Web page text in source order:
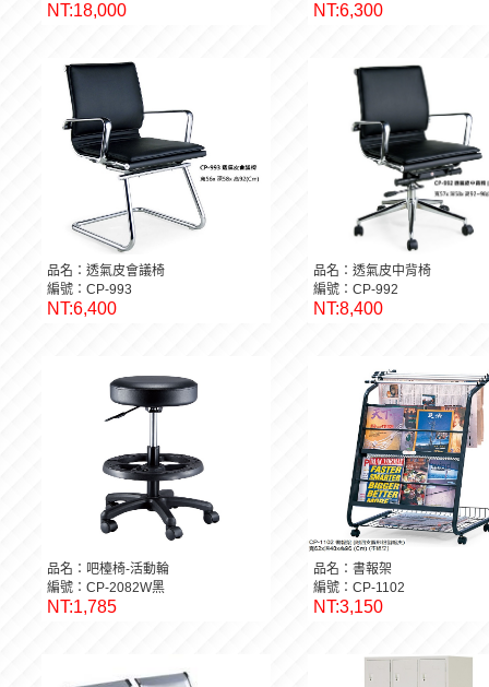
NT:18,000 NT:6,300
品名：透氣皮會議椅
編號：CP-993
NT:6,400
品名：透氣皮中背椅
編號：CP-992
NT:8,400
品名：吧檯椅-活動輪
編號：CP-2082W黑
NT:1,785
品名：書報架
編號：CP-1102
NT:3,150